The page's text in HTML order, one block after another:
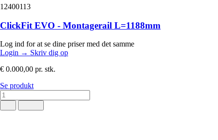
12400113
ClickFit EVO - Montagerail L=1188mm
Log ind for at se dine priser med det samme
Login → Skriv dig op
€ 0.000,00 pr. stk.
Se produkt